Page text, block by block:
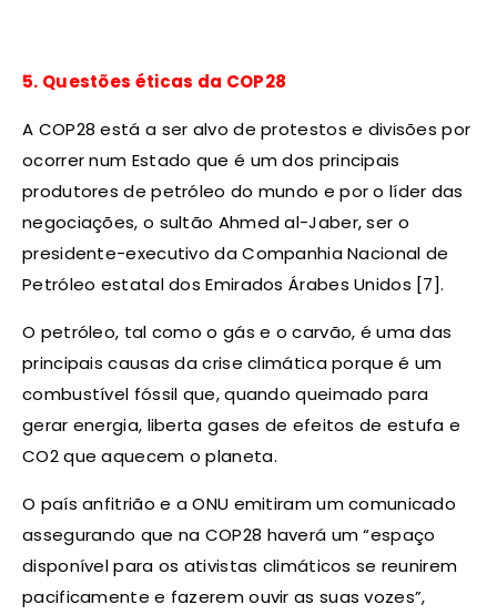
5. Questões éticas da COP28
A COP28 está a ser alvo de protestos e divisões por
ocorrer num Estado que é um dos principais
produtores de petróleo do mundo e por o líder das
negociações, o sultão Ahmed al-Jaber, ser o
presidente-executivo da Companhia Nacional de
Petróleo estatal dos Emirados Árabes Unidos [7].
O petróleo, tal como o gás e o carvão, é uma das
principais causas da crise climática porque é um
combustível fóssil que, quando queimado para
gerar energia, liberta gases de efeitos de estufa e
CO2 que aquecem o planeta.
O país anfitrião e a ONU emitiram um comunicado
assegurando que na COP28 haverá um “espaço
disponível para os ativistas climáticos se reunirem
pacificamente e fazerem ouvir as suas vozes”,